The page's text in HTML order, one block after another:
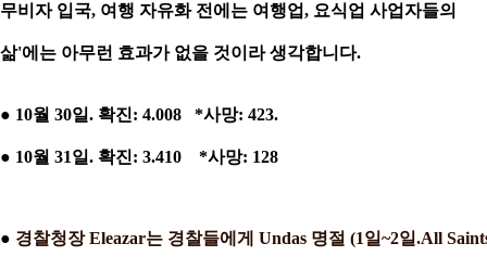
무비자 입국, 여행 자유화 전에는 여행업, 요식업 사업자들의
삶'에는 아무런 효과가 없을 것이라 생각합니다.
● 10월 30일. 확진: 4.008 *사망: 423.
● 10월 31일. 확진: 3.410 *사망: 128
● 경찰청장 Eleazar는 경찰들에게 Undas 명절 (1일~2일.All